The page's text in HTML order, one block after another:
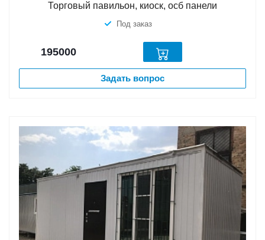
Торговый павильон, киоск, осб панели
Под заказ
195000
Задать вопрос